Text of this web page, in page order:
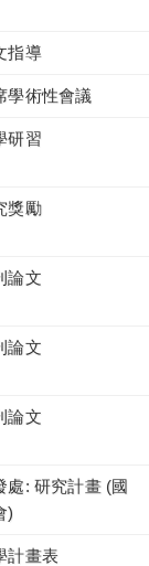
指導
學術性會議
研習
獎勵
論文
論文
論文
處: 研究計畫 (國
)
計畫表